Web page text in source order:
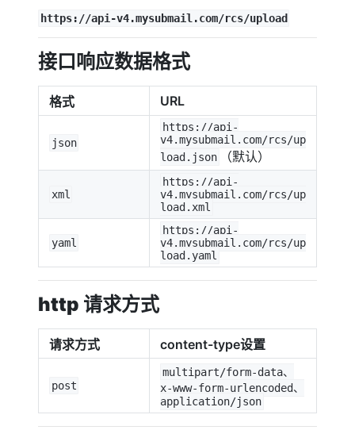
https://api-v4.mysubmail.com/rcs/upload
接口响应数据格式
格式 URL
json
https://api-
v4.mysubmail.com/rcs/up
load.json
（默认）
xml
https://api-
v4.mysubmail.com/rcs/up
load.xml
yaml
https://api-
v4.mysubmail.com/rcs/up
load.yaml
http 请求方式
请求方式 content-type设置
post
multipart/form-data、
x-www-form-urlencoded、
application/json